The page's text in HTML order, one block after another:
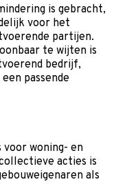
is gebracht,
voor het
partijen.
te wijten is
bedrijf,
passende
woning- en
acties is
als